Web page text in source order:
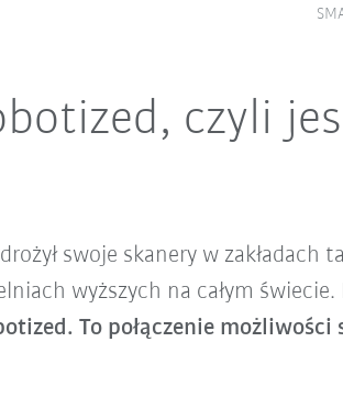
czyli
swoje skanery w zakładach
wyższych na całym świecie.
To połączenie